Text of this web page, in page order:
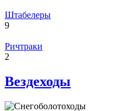
Штабелеры
9
Ричтраки
2
Вездеходы